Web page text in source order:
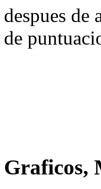
despues de
de
Graficos,